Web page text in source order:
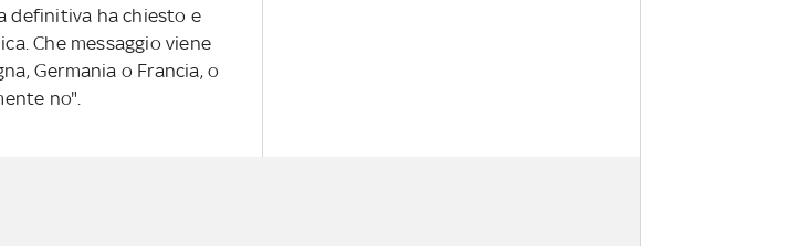
definitiva ha chiesto e
Che messaggio viene
Germania o Francia, o
no".